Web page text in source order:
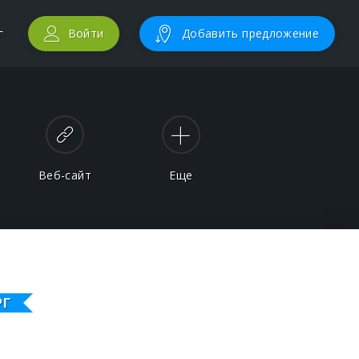
Войти Добавить предложение
Веб-сайт Еще